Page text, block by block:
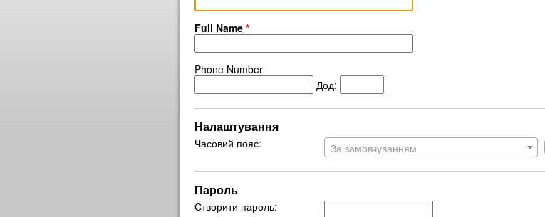
Full Name *
Phone Number
Дод:
Налаштування
Часовий пояс: За замовчуванням
Пароль
Створити пароль: